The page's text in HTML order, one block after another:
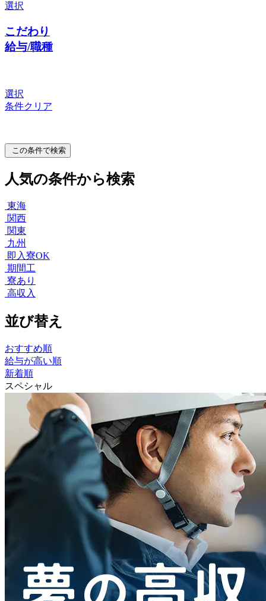
選択
こだわり
給与/職種
選択
条件クリア
この条件で検索
人気の条件から検索
東海
関西
関東
九州
即入寮OK
期間工
寮あり
高収入
並び替え
おすすめ順
給与が高い順
新着順
スペシャル